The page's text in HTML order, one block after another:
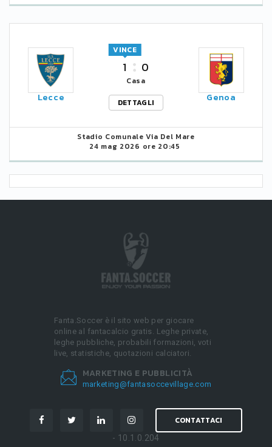
Lecce
1
VINCE
0
Casa
DETTAGLI
Genoa
Stadio Comunale Via Del Mare
24 mag 2026 ore 20:45
Fanta.Soccer è il sito web per giocare
online al fantacalcio gratis. Leghe private,
leghe pubbliche, probabili formazioni, voti
live, statistiche, quotazioni calciatori.
MARKETING E PUBBLICITÀ
marketing@fantasoccevillage.com
CONTATTACI
- 10.1.0.204